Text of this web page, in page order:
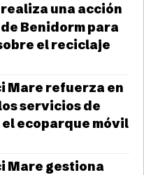
realiza una acción
Benidorm para
el reciclaje
Mare refuerza en
servicios de
ecoparque móvil
Mare gestiona